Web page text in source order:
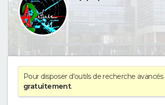
Pour disposer d'outils de recherche avancés
gratuitement.